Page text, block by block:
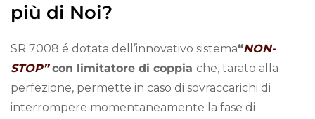
più di Noi?
SR 7008 é dotata dell’innovativo sistema“NON-
STOP”con limitatore di coppia che, tarato alla
perfezione, permette in caso di sovraccarichi di
interrompere momentaneamente la fase di